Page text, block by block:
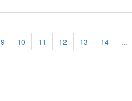
9 10 11 12 13 14
...